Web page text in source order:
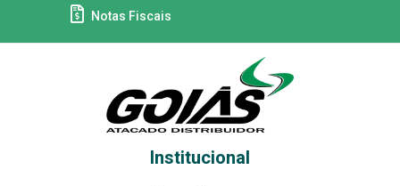
Notas Fiscais
Institucional